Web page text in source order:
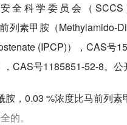
全科学委员会（
列素甲胺（
(IPCP)），CAS号
CAS号1185851-52-8。
，0.03 %浓度比马前列
的。